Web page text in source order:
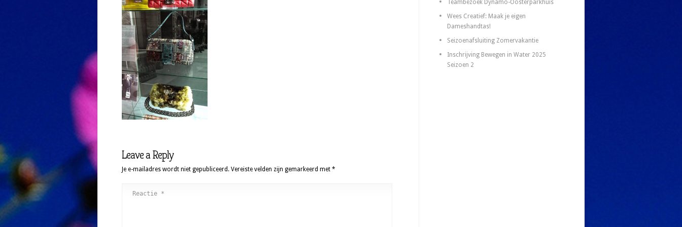
Leave a Reply
Je e-mailadres wordt niet gepubliceerd. Vereiste velden zijn gemarkeerd met *
Teambezoek Dynamo-Oosterparkhuis
Wees Creatief: Maak je eigen
Dameshandtas!
Seizoenafsluiting Zomervakantie
Inschrijving Bewegen in Water 2025
Seizoen 2